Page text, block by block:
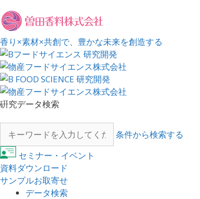
香り×素材×共創で、豊かな未来を創造する
硏究データ検索
条件から検索する
セミナー・イベント
資料ダウンロード
サンプルお取寄せ
データ検索